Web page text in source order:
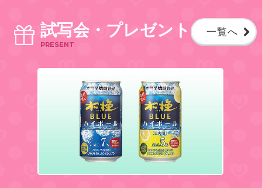
試写会・プレゼント
PRESENT
一覧へ